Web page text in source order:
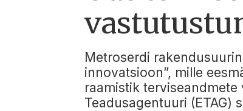
Metroserdi
innovatsioon”, mille
raamistik
Teadusagentuuri (ETAG)